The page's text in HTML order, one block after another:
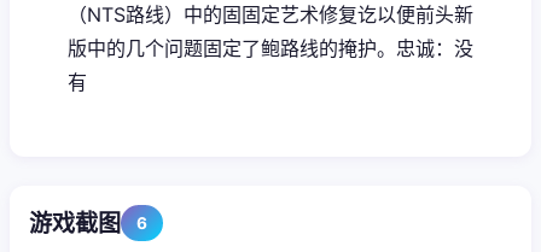
（NTS路线）中的固固定艺术修复讫以便前头新
版中的几个问题固定了鲍路线的掩护。忠诚：没
有
游戏截图 6